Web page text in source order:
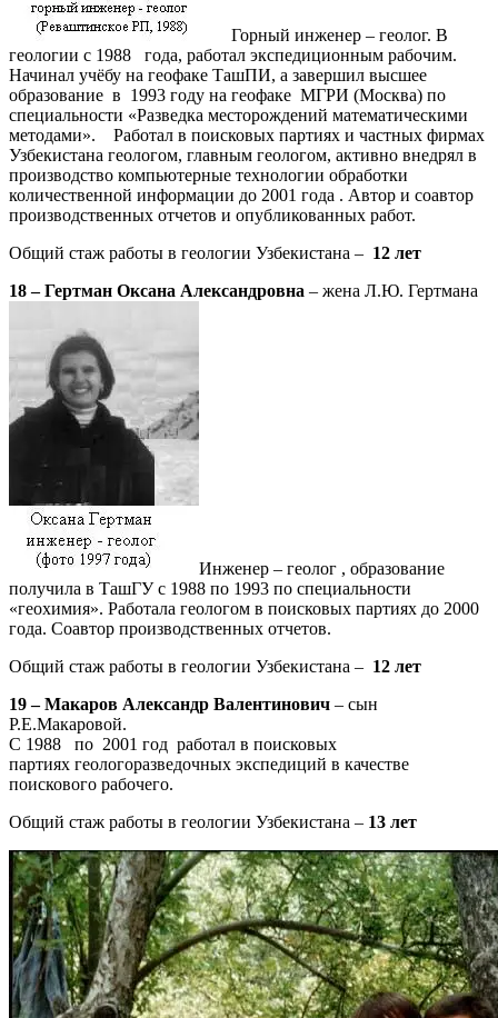
Горный инженер – геолог. В
геологии с 1988 года, работал экспедиционным рабочим.
Начинал учёбу на геофаке ТашПИ, а завершил высшее
образование в 1993 году на геофаке МГРИ (Москва) по
специальности «Разведка месторождений математическими
методами». Работал в поисковых партиях и частных фирмах
Узбекистана геологом, главным геологом, активно внедрял в
производство компьютерные технологии обработки
количественной информации до 2001 года . Автор и соавтор
производственных отчетов и опубликованных работ.
Общий стаж работы в геологии Узбекистана – 12 лет
18 – Гертман Оксана Александровна – жена Л.Ю. Гертмана
Инженер – геолог , образование
получила в ТашГУ с 1988 по 1993 по специальности
«геохимия». Работала геологом в поисковых партиях до 2000
года. Соавтор производственных отчетов.
Общий стаж работы в геологии Узбекистана – 12 лет
19 – Макаров Александр Валентинович – сын
Р.Е.Макаровой.
С 1988 по 2001 год работал в поисковых
партиях геологоразведочных экспедиций в качестве
поискового рабочего.
Общий стаж работы в геологии Узбекистана – 13 лет